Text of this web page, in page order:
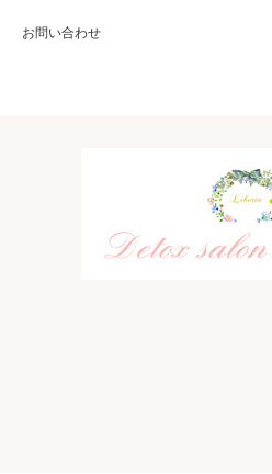
お問い合わせ